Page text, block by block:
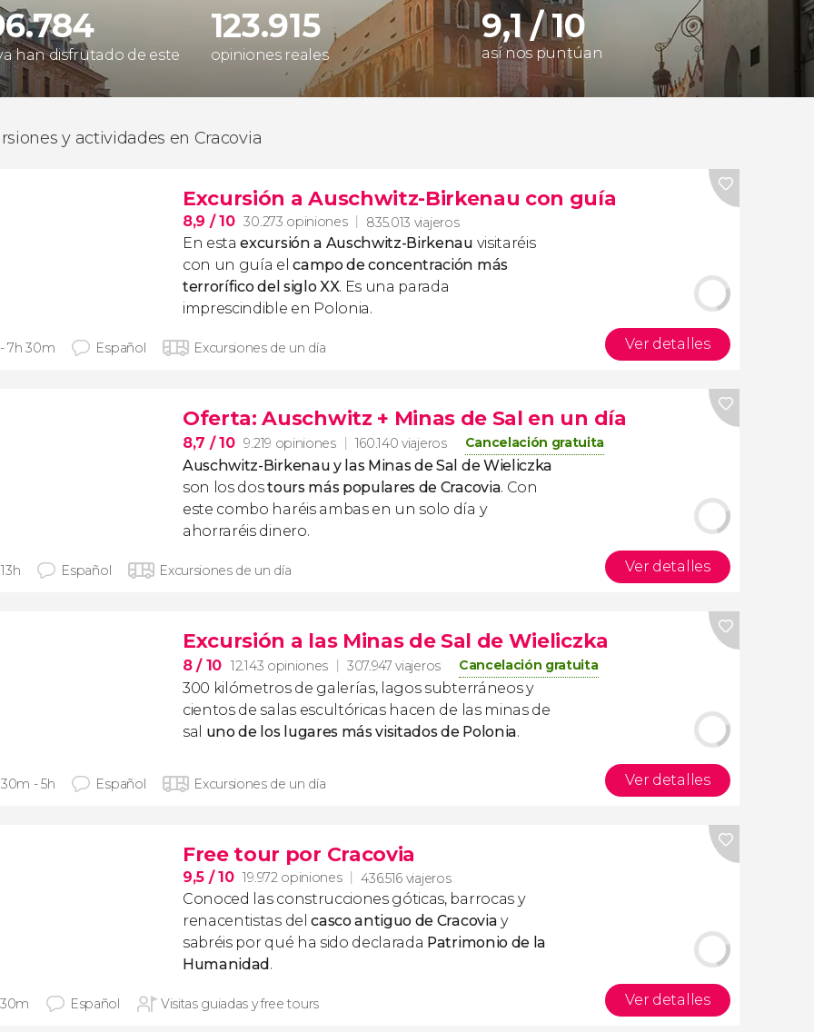
han disfrutado de este
123.915
opiniones reales
9,1 / 10
así nos puntúan
y actividades en Cracovia
Excursión a Auschwitz-Birkenau con guía
8,9 / 10 30.273 opiniones 835.013 viajeros
En estaexcursión a Auschwitz-Birkenau visitaréis
con un guía elcampo de concentración más
terrorífico del siglo XX. Es una parada
imprescindible en Polonia.
7h 30m Español Excursiones de un día Ver detalles
Oferta: Auschwitz + Minas de Sal en un día
8,7 / 10 9.219 opiniones 160.140 viajeros Cancelación gratuita
Auschwitz-Birkenau y las Minas de Sal de Wieliczka
son los dostours más populares de Cracovia. Con
este combo haréis ambas en un solo día y
ahorraréis dinero.
Español Excursiones de un día Ver detalles
Excursión a las Minas de Sal de Wieliczka
8/ 10 12.143 opiniones 307.947 viajeros Cancelación gratuita
300 kilómetros de galerías, lagos subterráneos y
cientos de salas escultóricas hacen de las minas de
sal uno de los lugares más visitados de Polonia.
- 5h Español Excursiones de un día Ver detalles
Free tour por Cracovia
9,5 / 10 19.972 opiniones 436.516 viajeros
Conoced las construcciones góticas, barrocas y
renacentistas delcasco antiguo de Cracovia y
sabréis por qué ha sido declarada Patrimonio de la
Humanidad.
Español Visitas guiadas y free tours Ver detalles